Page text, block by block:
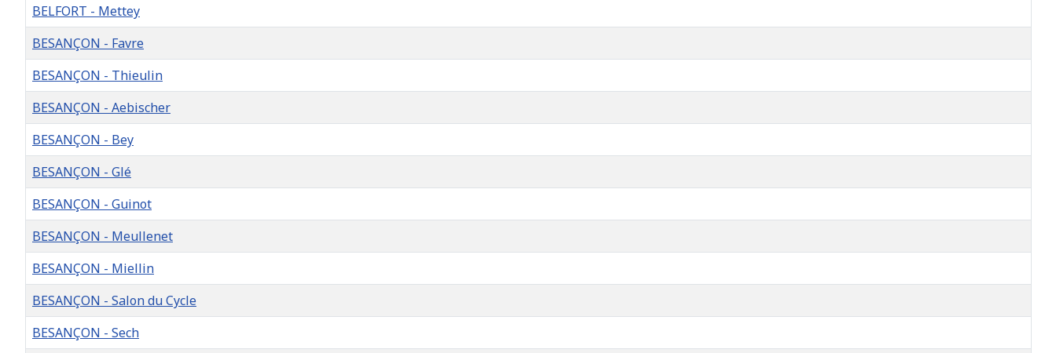
BELFORT - Mettey
BESANÇON - Favre
BESANÇON - Thieulin
BESANÇON - Aebischer
BESANÇON - Bey
BESANÇON - Glé
BESANÇON - Guinot
BESANÇON - Meullenet
BESANÇON - Miellin
BESANÇON - Salon du Cycle
BESANÇON - Sech